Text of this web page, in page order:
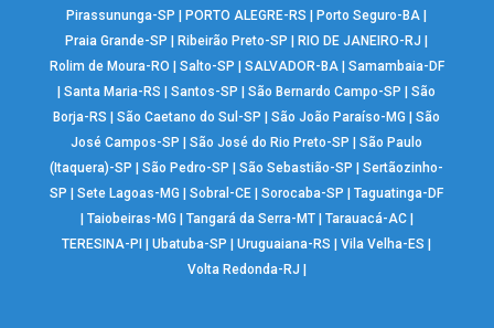
Pirassununga-SP
PORTO ALEGRE-RS Porto Seguro-BA
Praia Grande-SP
Ribeirão Preto-SP RIO DE JANEIRO-RJ
Rolim de Moura-RO
Salto-SP SALVADOR-BA| Samambaia-DF
|Santa Maria-RS |Santos-SP |São Bernardo Campo-SP |São
Borja-RS
|São Caetano do Sul-SP |São João Paraíso-MG |São
José Campos-SP
|São José do Rio Preto-SP |São Paulo
(Itaquera)-SP
|São Pedro-SP |São Sebastião-SP |Sertãozinho-
SP
|Sete Lagoas-MG |Sobral-CE |Sorocaba-SP |Taguatinga-DF
Taiobeiras-MG Tangará da Serra-MT| Tarauacá-AC|
TERESINA-PI
|Ubatuba-SP |Uruguaiana-RS |Vila Velha-ES
Volta Redonda-RJ